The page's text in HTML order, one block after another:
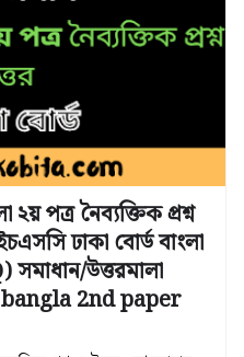
পত্র নৈব্যক্তিক প্রশ্ন
ঢাকা বোর্ড বাংলা
সমাধান/উত্তরমালা
2nd paper